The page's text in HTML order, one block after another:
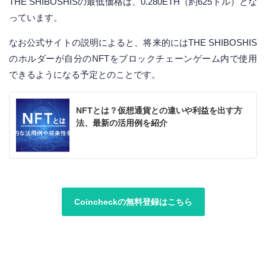
っています。
なお公式サイトの説明によると、将来的にはTHE SHIBOSHIS
のホルダーが自分のNFTをブロックチェーンゲーム内で使用
できるようになる予定とのことです。
NFTとは？仮想通貨との違いや利益を出す方
法、最新の活用例を紹介
Coincheckの無料登録はこちら